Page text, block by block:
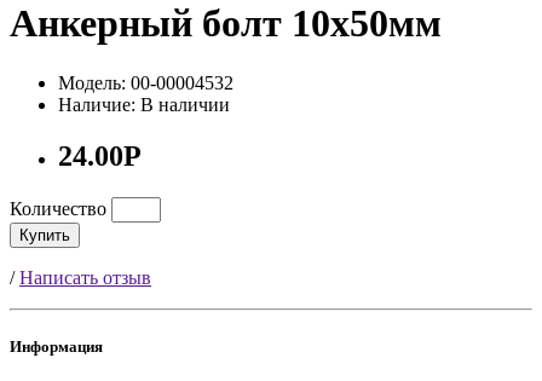
Анкерный болт 10х50мм
Модель: 00-00004532
Наличие: В наличии
24.00Р
Количество
Купить
/Написать отзыв
Информация